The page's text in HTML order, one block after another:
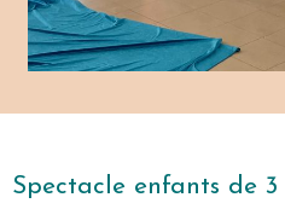
Spectacle enfants de